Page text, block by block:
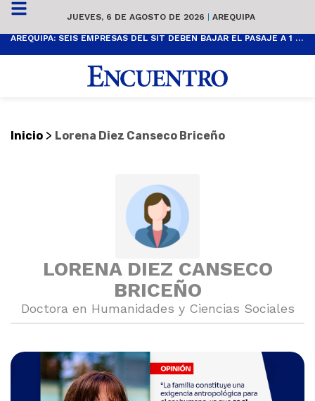
JUEVES, 6 DE AGOSTO DE 2026 | AREQUIPA
AREQUIPA: SEIS EMPRESAS DEL SIT DEBEN BAJAR EL PASAJE A 1 SOL
Inicio > Lorena Diez Canseco Briceño
LORENA DIEZ CANSECO
BRICEÑO
Doctora en Humanidades y Ciencias Sociales